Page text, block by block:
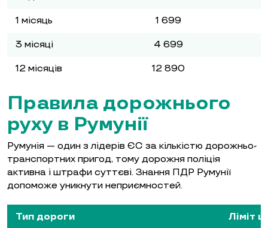
1 місяць 1 699
3 місяці 4 699
12 місяців 12 890
Правила дорожнього
руху в Румунії
Румунія — один з лідерів ЄС за кількістю дорожньо-
транспортних пригод, тому дорожня поліція
активна і штрафи суттєві. Знання ПДР Румунії
допоможе уникнути неприємностей.
Тип дороги Ліміт